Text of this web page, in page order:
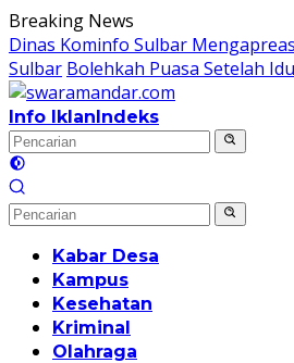
Langsung
ke
konten
Breaking News
Dinas Kominfo Sulbar
Sulbar Bolehkah Puasa Setelah
Info IklanIndeks
Kabar Desa
Kampus
Kesehatan
Kriminal
Olahraga